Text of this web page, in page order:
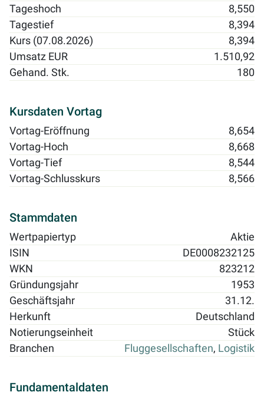
Tageshoch
8,550
Tagestief
8,394
Kurs (07.08.2026)
8,394
Umsatz EUR
1.510,92
Gehand. Stk.
180
Kursdaten Vortag
Vortag-Eröffnung
8,654
Vortag-Hoch
8,668
Vortag-Tief
8,544
Vortag-Schlusskurs
8,566
Stammdaten
Wertpapiertyp
Aktie
ISIN
DE0008232125
WKN
823212
Gründungsjahr
1953
Geschäftsjahr
31.12.
Herkunft
Deutschland
Notierungseinheit
Stück
Branchen
Fluggesellschaften, Logistik
Fundamentaldaten